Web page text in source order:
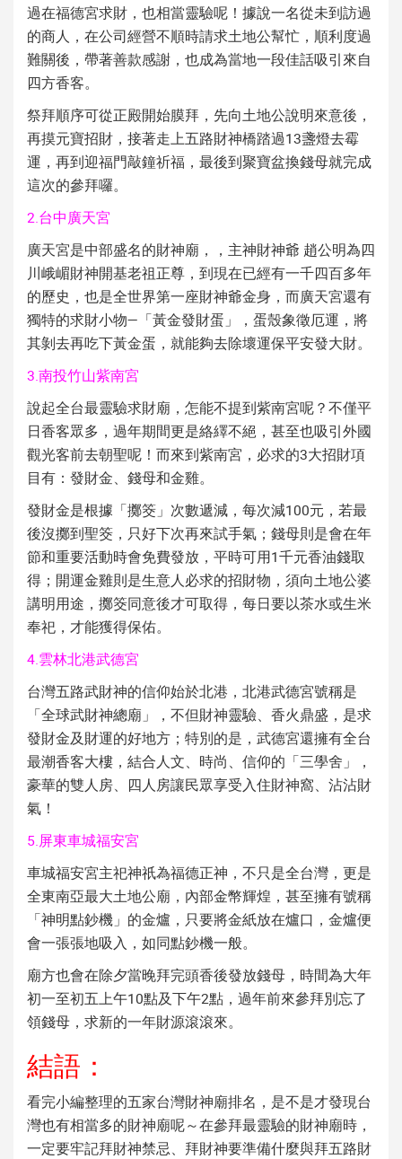
過在福德宮求財，也相當靈驗呢！據說一名從未到訪過
的商人，在公司經營不順時請求土地公幫忙，順利度過
難關後，帶著善款感謝，也成為當地一段佳話吸引來自
四方香客。
祭拜順序可從正殿開始膜拜，先向土地公說明來意後，
再摸元寶招財，接著走上五路財神橋踏過13盞燈去霉
運，再到迎福門敲鐘祈福，最後到聚寶盆換錢母就完成
這次的參拜囉。
2.台中廣天宮
廣天宮是中部盛名的財神廟，，主神財神爺 趙公明為四
川峨嵋財神開基老祖正尊，到現在已經有一千四百多年
的歷史，也是全世界第一座財神爺金身，而廣天宮還有
獨特的求財小物—「黃金發財蛋」，蛋殼象徵厄運，將
其剝去再吃下黃金蛋，就能夠去除壞運保平安發大財。
3.南投竹山紫南宮
說起全台最靈驗求財廟，怎能不提到紫南宮呢？不僅平
日香客眾多，過年期間更是絡繹不絕，甚至也吸引外國
觀光客前去朝聖呢！而來到紫南宮，必求的3大招財項
目有：發財金、錢母和金雞。
發財金是根據「擲筊」次數遞減，每次減100元，若最
後沒擲到聖筊，只好下次再來試手氣；錢母則是會在年
節和重要活動時會免費發放，平時可用1千元香油錢取
得；開運金雞則是生意人必求的招財物，須向土地公婆
講明用途，擲筊同意後才可取得，每日要以茶水或生米
奉祀，才能獲得保佑。
4.雲林北港武德宮
台灣五路武財神的信仰始於北港，北港武德宮號稱是
「全球武財神總廟」，不但財神靈驗、香火鼎盛，是求
發財金及財運的好地方；特別的是，武德宮還擁有全台
最潮香客大樓，結合人文、時尚、信仰的「三學舍」，
豪華的雙人房、四人房讓民眾享受入住財神窩、沾沾財
氣！
5.屏東車城福安宮
車城福安宮主祀神祇為福德正神，不只是全台灣，更是
全東南亞最大土地公廟，內部金幣輝煌，甚至擁有號稱
「神明點鈔機」的金爐，只要將金紙放在爐口，金爐便
會一張張地吸入，如同點鈔機一般。
廟方也會在除夕當晚拜完頭香後發放錢母，時間為大年
初一至初五上午10點及下午2點，過年前來參拜別忘了
領錢母，求新的一年財源滾滾來。
結語：
看完小編整理的五家台灣財神廟排名 ，是不是才發現台
灣也有相當多的財神廟呢～在參拜最靈驗的財神廟時，
一定要牢記拜財神禁忌、 拜財神要準備什麼與拜五路財